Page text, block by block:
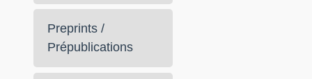
Preprints /
Prépublications